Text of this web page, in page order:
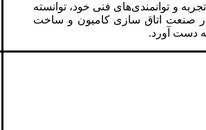
و توانمندی‌های فنی خود، توانسته
صنعت اتاق سازی کامیون و ساخت
دست آورد.